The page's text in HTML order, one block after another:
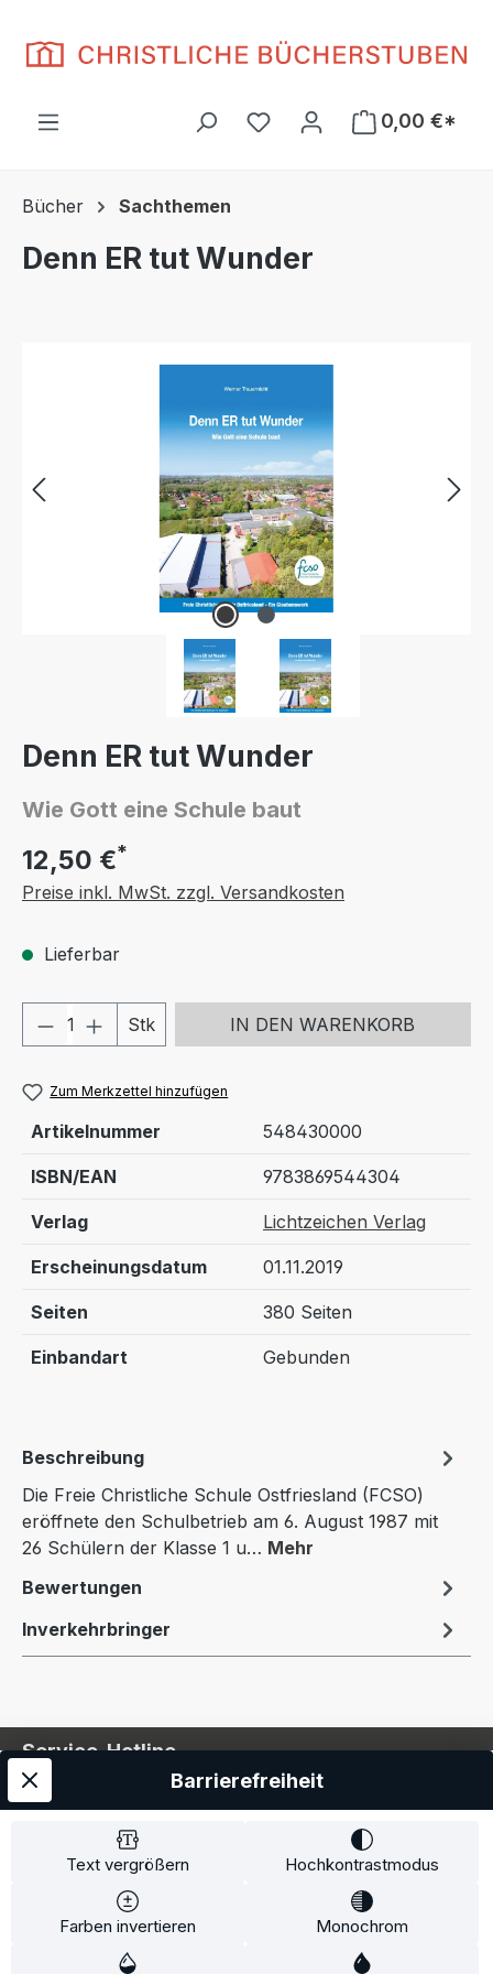
Du hast 0 Produkte auf
0,00 €*
Bücher Sachthemen
Denn ER tut Wunder
Denn ER tut Wunder
Wie Gott eine Schule baut
12,50 €*
Preise inkl. MwSt. zzgl. Versandkosten
Lieferbar
Produkt Anzahl: Gib den
Stk IN DEN WARENKORB
Zum Merkzettel hinzufügen
Artikelnummer 548430000
ISBN/EAN 9783869544304
Verlag Lichtzeichen Verlag
Erscheinungsdatum 01.11.2019
Seiten 380 Seiten
Einbandart Gebunden
Beschreibung
Die Freie Christliche Schule Ostfriesland (FCSO)
eröffnete den Schulbetrieb am 6. August 1987 mit
26 Schülern der Klasse 1 u… Mehr
Bewertungen
Inverkehrbringer
Service-Hotline
Service
Information
Text vergrößern Hochkontrastmodus
Farben invertieren Monochrom
Barrierefreiheit